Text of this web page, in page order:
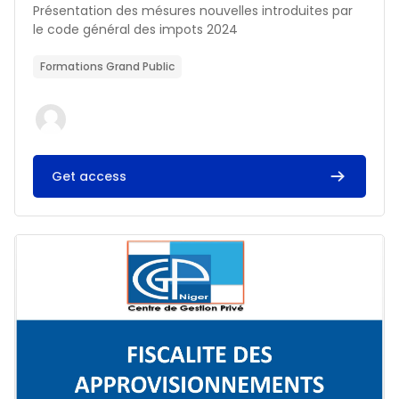
Résumé du cours :
Présentation des mésures nouvelles introduites par
le code général des impots 2024
Formations Grand Public
Get access
Image du cours FISCALITE DES APPROVISIONNEMENTS